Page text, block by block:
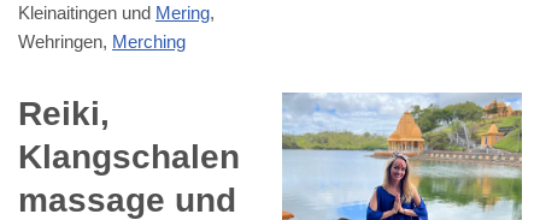
Kleinaitingen und Mering,
Wehringen, Merching
Reiki,
Klangschalen
massage und